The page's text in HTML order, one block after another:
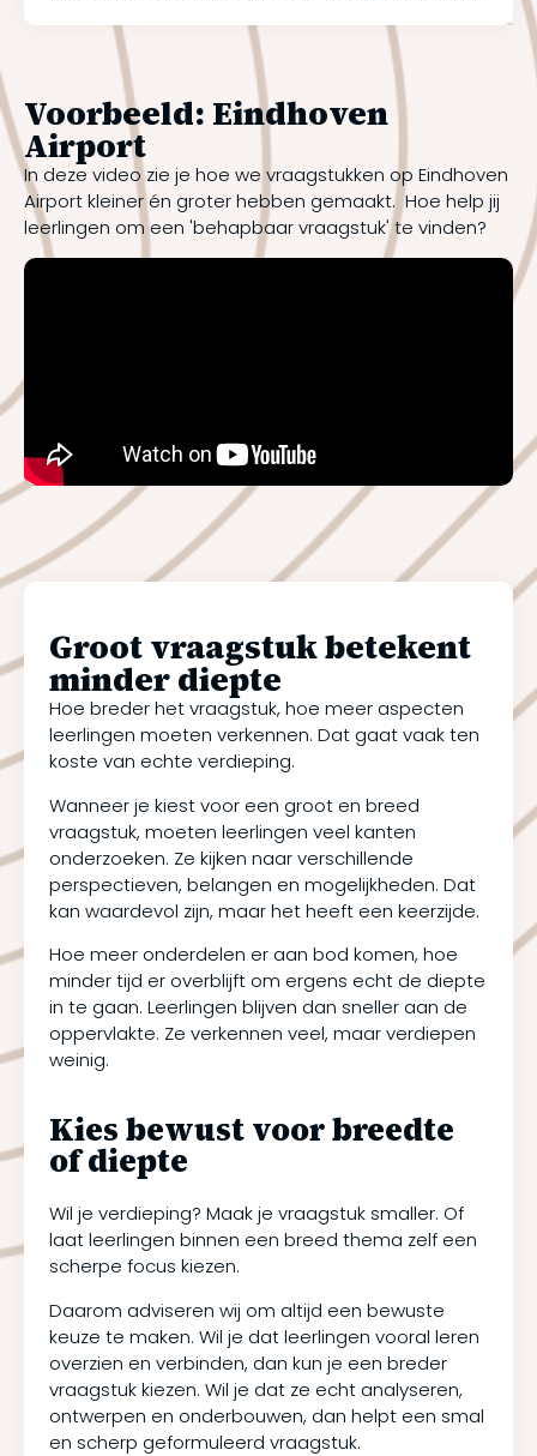
Voorbeeld: Eindhoven
Airport
In deze video zie je hoe we vraagstukken op Eindhoven
Airport kleiner én groter hebben gemaakt. Hoe help jij
leerlingen om een 'behapbaar vraagstuk' te vinden?
Groot vraagstuk betekent
minder diepte
Hoe breder het vraagstuk, hoe meer aspecten
leerlingen moeten verkennen. Dat gaat vaak ten
koste van echte verdieping.
Wanneer je kiest voor een groot en breed
vraagstuk, moeten leerlingen veel kanten
onderzoeken. Ze kijken naar verschillende
perspectieven, belangen en mogelijkheden. Dat
kan waardevol zijn, maar het heeft een keerzijde.
Hoe meer onderdelen er aan bod komen, hoe
minder tijd er overblijft om ergens echt de diepte
in te gaan. Leerlingen blijven dan sneller aan de
oppervlakte. Ze verkennen veel, maar verdiepen
weinig.
Kies bewust voor breedte
of diepte
Wil je verdieping? Maak je vraagstuk smaller. Of
laat leerlingen binnen een breed thema zelf een
scherpe focus kiezen.
Daarom adviseren wij om altijd een bewuste
keuze te maken. Wil je dat leerlingen vooral leren
overzien en verbinden, dan kun je een breder
vraagstuk kiezen. Wil je dat ze echt analyseren,
ontwerpen en onderbouwen, dan helpt een smal
en scherp geformuleerd vraagstuk.